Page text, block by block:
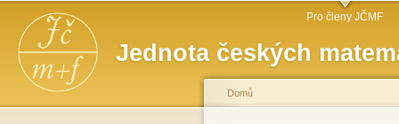
Jednota českých
Hlavní menu Pro členy JČMF
Domů